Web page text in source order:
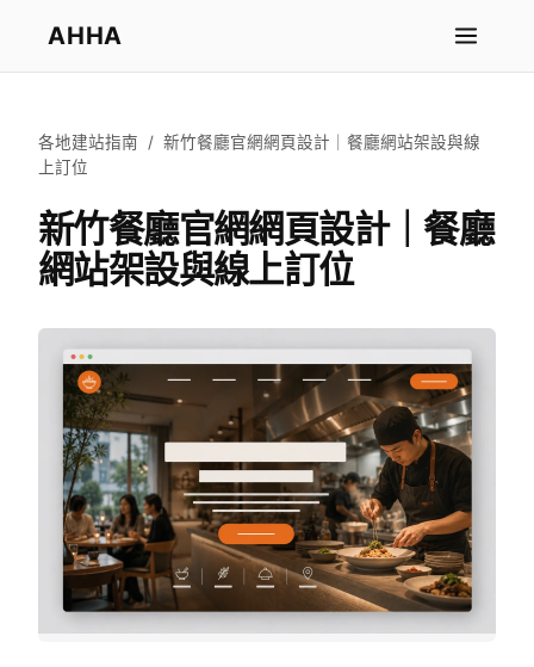
AHHA
各地建站指南 / 新竹餐廳官網網頁設計｜餐廳網站架設與線
上訂位
新竹餐廳官網網頁設計｜餐廳
網站架設與線上訂位